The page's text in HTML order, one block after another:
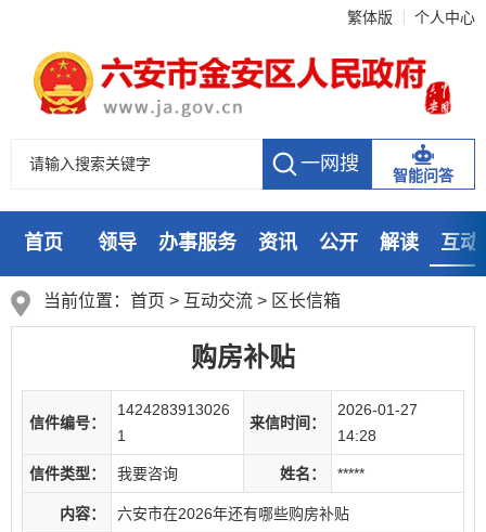
繁体版 个人中心
智能问答
首页 领导 办事服务 资讯 公开 解读 互动
数据 走进
当前位置： 首页 > 互动交流 > 区长信箱
购房补贴
信件编号：
1424283913026
1
来信时间：
2026-01-27
14:28
信件类型： 我要咨询 姓名： *****
内容： 六安市在2026年还有哪些购房补贴